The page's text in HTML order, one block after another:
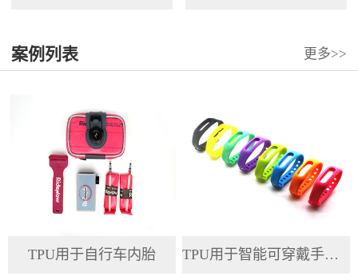
案例列表 更多>>
TPU用于自行车内胎 TPU用于智能可穿戴手环腕带